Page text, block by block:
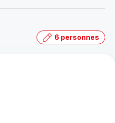
6 personnes